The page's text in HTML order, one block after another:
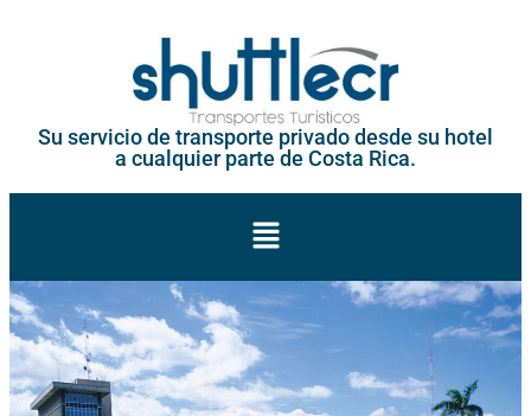
Su servicio de transporte privado desde su hotel
a cualquier parte de Costa Rica.